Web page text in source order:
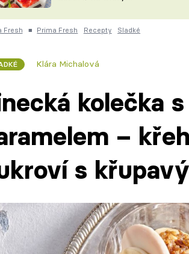
ČESKO NA TALÍŘI
KUCHAŘKA
Fresh ■ Prima Fresh Recepty Sladké
Klára Michalová
kolečka
–
s